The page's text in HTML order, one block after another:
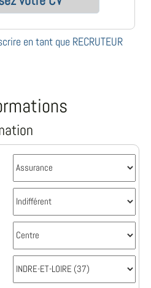
en tant que RECRUTEUR